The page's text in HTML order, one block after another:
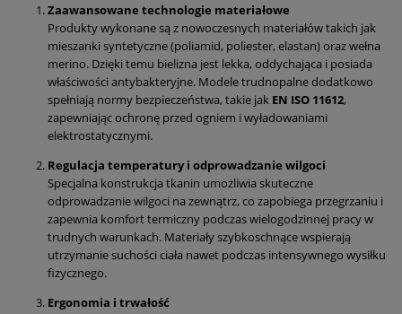
Zaawansowane technologie materiałowe
Produkty wykonane są z nowoczesnych materiałów takich jak
mieszanki syntetyczne (poliamid, poliester, elastan) oraz wełna
merino. Dzięki temu bielizna jest lekka, oddychająca i posiada
właściwości antybakteryjne. Modele trudnopalne dodatkowo
spełniają normy bezpieczeństwa, takie jak EN ISO 11612,
zapewniając ochronę przed ogniem i wyładowaniami
elektrostatycznymi.
Regulacja temperatury i odprowadzanie wilgoci
Specjalna konstrukcja tkanin umożliwia skuteczne
odprowadzanie wilgoci na zewnątrz, co zapobiega przegrzaniu i
zapewnia komfort termiczny podczas wielogodzinnej pracy w
trudnych warunkach. Materiały szybkoschnące wspierają
utrzymanie suchości ciała nawet podczas intensywnego wysiłku
fizycznego.
Ergonomia i trwałość